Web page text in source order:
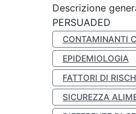
Descrizione
PERSUADED
CONTAMINANTI
EPIDEMIOLOGIA
FATTORI DI
SICUREZZA